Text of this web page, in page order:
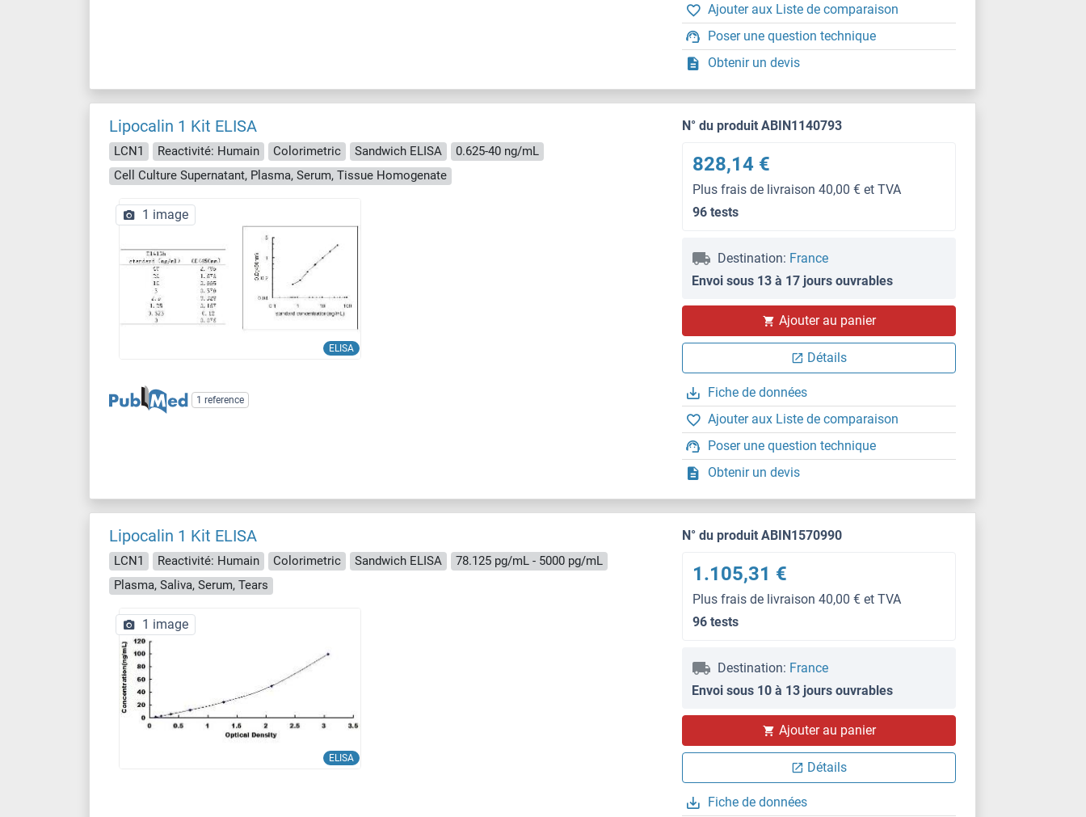
Ajouter aux Liste de comparaison
Poser une question technique
Obtenir un devis
Lipocalin 1 Kit ELISA
LCN1 Reactivité: Humain Colorimetric Sandwich ELISA
0.625-40 ng/mL
Cell Culture Supernatant, Plasma, Serum, Tissue Homogenate
ELISA
1 image
1 reference
N° du produit ABIN1140793
828,14 €
Plus frais de livraison 40,00 € et TVA
96 tests
Destination: France
Envoi sous 13 à 17 jours ouvrables
Ajouter au panier
Détails
Fiche de données
Ajouter aux Liste de comparaison
Poser une question technique
Obtenir un devis
Lipocalin 1 Kit ELISA
LCN1 Reactivité: Humain Colorimetric Sandwich ELISA
78.125 pg/mL - 5000 pg/mL
Plasma, Saliva, Serum, Tears
ELISA
1 image
N° du produit ABIN1570990
1.105,31 €
Plus frais de livraison 40,00 € et TVA
96 tests
Destination: France
Envoi sous 10 à 13 jours ouvrables
Ajouter au panier
Détails
Fiche de données